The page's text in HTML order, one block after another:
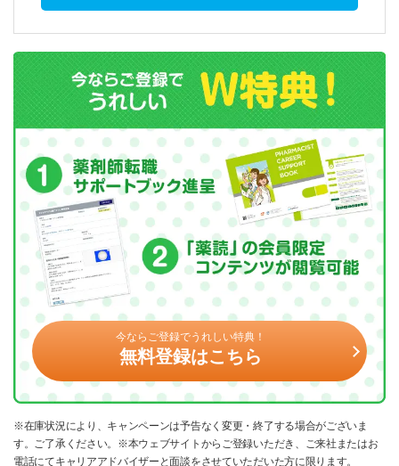
今ならご登録でうれしい特典！
無料登録はこちら
※在庫状況により、キャンペーンは予告なく変更・終了する場合がございま
す。ご了承ください。※本ウェブサイトからご登録いただき、ご来社またはお
電話にてキャリアアドバイザーと面談をさせていただいた方に限ります。